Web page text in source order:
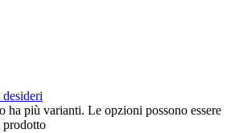
ha più varianti. Le opzioni possono essere
prodotto